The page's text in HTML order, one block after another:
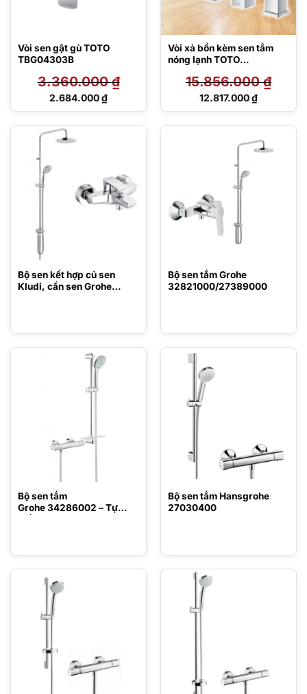
Vòi sen gật gù TOTO
TBG04303B
3.360.000₫
Giá
3.360.000 ₫.
2.684.000₫
Giá
Vòi xả bồn kèm sen tắm
nóng lạnh TOTO
15.856.000₫
Giá
15.856.000 ₫.
12.817.000₫
Giá
12.817.000 ₫.
Bộ sen kết hợp củ sen
Kludi, cần sen Grohe
Bộ sen tắm Grohe
32821000/27389000
Bộ sen tắm
Grohe 34286002 – Tự
Bộ sen tắm Hansgrohe
27030400